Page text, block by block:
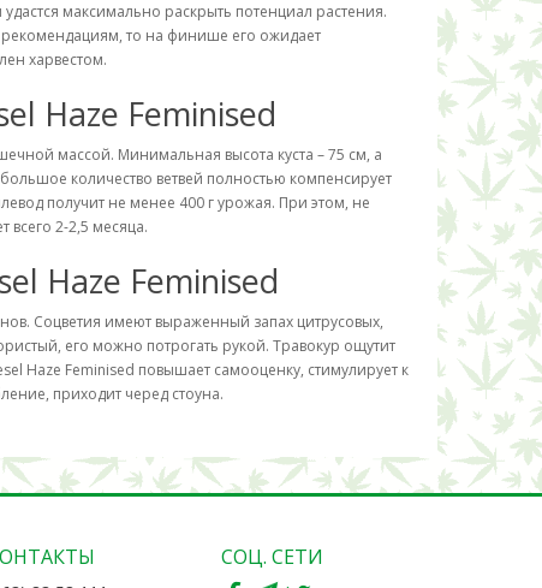
максимально раскрыть потенциал растения.
рекомендациям, то на финише его ожидает
харвестом.
Haze Feminised
массой. Минимальная высота куста – 75 см, а
количество ветвей полностью компенсирует
получит не менее 400 г урожая. При этом, не
всего 2-2,5 месяца.
Haze Feminised
Соцветия имеют выраженный запах цитрусовых,
его можно потрогать рукой. Травокур ощутит
Haze Feminised повышает самооценку, стимулирует к
приходит черед стоуна.
СОЦ. СЕТИ